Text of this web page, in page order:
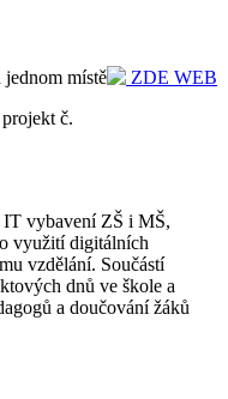
místě
ZDE WEB
č.
vybavení ZŠ i MŠ,
využití digitálních
vzdělání. Součástí
dnů ve škole a
a doučování žáků